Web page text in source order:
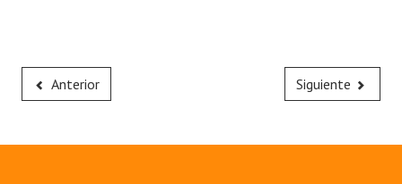
Anterior Siguiente